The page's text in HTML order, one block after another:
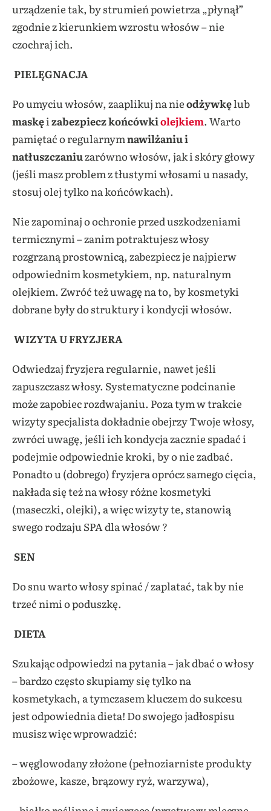
urządzenie tak, by strumień powietrza „płynął”
zgodnie z kierunkiem wzrostu włosów – nie
czochraj ich.
PIELĘGNACJA
Po umyciu włosów, zaaplikuj na nieodżywkęlub
maskęi zabezpiecz końcówkiolejkiem. Warto
pamiętać o regularnymnawilżaniu i
natłuszczaniuzarówno włosów, jak i skóry głowy
(jeśli masz problem z tłustymi włosami u nasady,
stosuj olej tylko na końcówkach).
Nie zapominaj o ochronie przed uszkodzeniami
termicznymi – zanim potraktujesz włosy
rozgrzaną prostownicą, zabezpiecz je najpierw
odpowiednim kosmetykiem, np. naturalnym
olejkiem. Zwróć też uwagę na to, by kosmetyki
dobrane były do struktury i kondycji włosów.
WIZYTA U FRYZJERA
Odwiedzaj fryzjera regularnie, nawet jeśli
zapuszczasz włosy. Systematyczne podcinanie
może zapobiec rozdwajaniu. Poza tym w trakcie
wizyty specjalista dokładnie obejrzy Twoje włosy,
zwróci uwagę, jeśli ich kondycja zacznie spadać i
podejmie odpowiednie kroki, by o nie zadbać.
Ponadto u (dobrego) fryzjera oprócz samego cięcia,
nakłada się też na włosy różne kosmetyki
(maseczki, olejki), a więc wizyty te, stanowią
swego rodzaju SPA dla włosów ?
SEN
Do snu warto włosy spinać / zaplatać, tak by nie
trzeć nimi o poduszkę.
DIETA
Szukając odpowiedzi na pytania – jak dbać o włosy
– bardzo często skupiamy się tylko na
kosmetykach, a tymczasem kluczem do sukcesu
jest odpowiednia dieta! Do swojego jadłospisu
musisz więc wprowadzić:
– węglowodany złożone (pełnoziarniste produkty
zbożowe, kasze, brązowy ryż, warzywa),